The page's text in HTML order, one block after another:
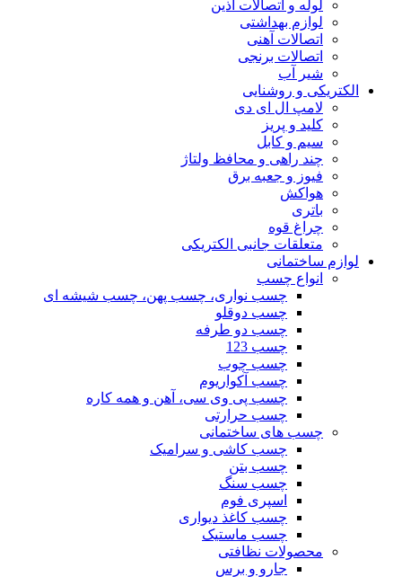
لوله و اتصالات آذین
لوازم بهداشتی
اتصالات آهنی
اتصالات برنجی
شیر آب
الکتریکی و روشنایی
لامپ ال ای دی
کلید و پریز
سیم و کابل
چند راهی و محافظ ولتاژ
فیوز و جعبه برق
هواکش
باتری
چراغ قوه
متعلقات جانبی الکتریکی
لوازم ساختمانی
انواع چسب
چسب نواری، چسب پهن، چسب شیشه ای
چسب دوقلو
چسب دو طرفه
چسب 123
چسب چوب
چسب آکواریوم
چسب پی وی سی، آهن و همه کاره
چسب حرارتی
چسب های ساختمانی
چسب کاشی و سرامیک
چسب بتن
چسب سنگ
اسپری فوم
چسب کاغذ دیواری
چسب ماستیک
محصولات نظافتی
جارو و برس